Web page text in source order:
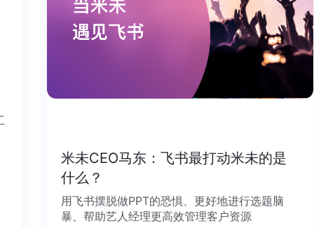
米未CEO马东：飞书最打动米未的是
什么？
用飞书摆脱做PPT的恐惧、更好地进行选题脑
暴、帮助艺人经理更高效管理客户资源